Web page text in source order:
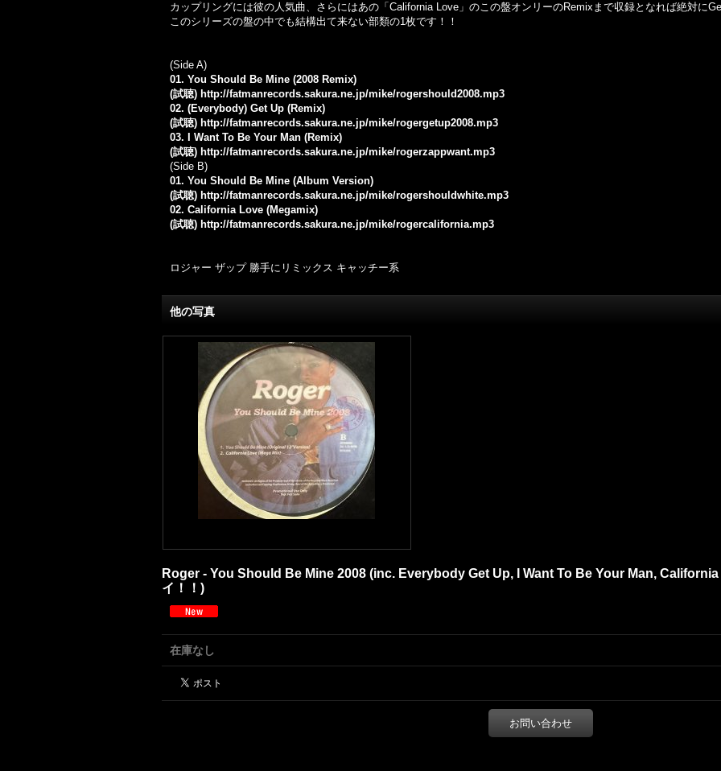
カップリングには彼の人気曲、さらにはあの「California Love」のこの盤オンリーのRemixまで収録となれば絶対に
このシリーズの盤の中でも結構出て来ない部類の1枚です！！
(Side A)
01. You Should Be Mine (2008 Remix)
(試聴) http://fatmanrecords.sakura.ne.jp/mike/rogershould2008.mp3
02. (Everybody) Get Up (Remix)
(試聴) http://fatmanrecords.sakura.ne.jp/mike/rogergetup2008.mp3
03. I Want To Be Your Man (Remix)
(試聴) http://fatmanrecords.sakura.ne.jp/mike/rogerzappwant.mp3
(Side B)
01. You Should Be Mine (Album Version)
(試聴) http://fatmanrecords.sakura.ne.jp/mike/rogershouldwhite.mp3
02. California Love (Megamix)
(試聴) http://fatmanrecords.sakura.ne.jp/mike/rogercalifornia.mp3
ロジャー ザップ 勝手にリミックス キャッチー系
他の写真
Roger - You Should Be Mine 2008 (inc. Everybody Get Up, I Want To Be Your Man,
イ！！)
在庫なし
お問い合わせ